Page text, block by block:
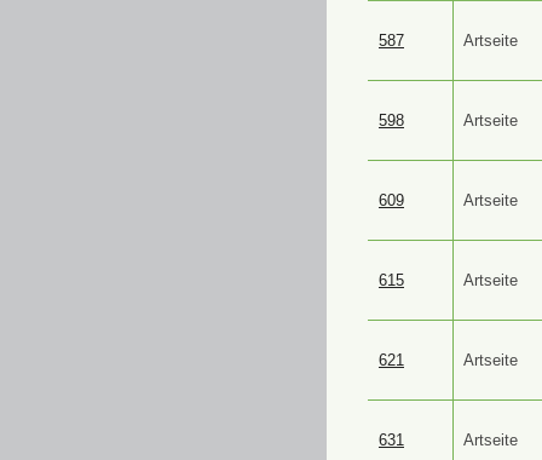
587 Artseite
598 Artseite
609 Artseite
615 Artseite
621 Artseite
631 Artseite